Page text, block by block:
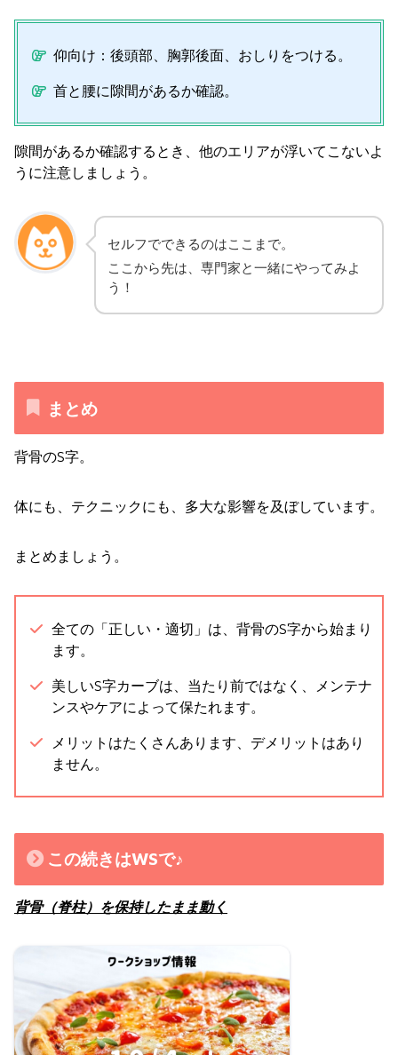
仰向け：後頭部、胸郭後面、おしりをつける。
首と腰に隙間があるか確認。
隙間があるか確認するとき、他のエリアが浮いてこないよ
うに注意しましょう。
セルフでできるのはここまで。
ここから先は、専門家と一緒にやってみよ
う！
まとめ
背骨のS字。
体にも、テクニックにも、多大な影響を及ぼしています。
まとめましょう。
全ての「正しい・適切」は、背骨のS字から始まり
ます。
美しいS字カーブは、当たり前ではなく、メンテナ
ンスやケアによって保たれます。
メリットはたくさんあります、デメリットはあり
ません。
この続きはWSで♪
背骨（脊柱）を保持したまま動く